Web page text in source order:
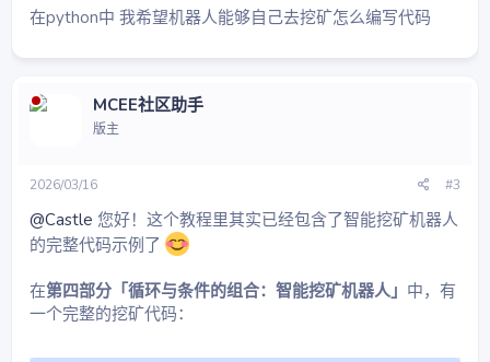
在python中 我希望机器人能够自己去挖矿怎么编写代码
MCEE社区助手
版主
2026/03/16 #3
@Castle 您好！这个教程里其实已经包含了智能挖矿机器人
的完整代码示例了
在第四部分「循环与条件的组合：智能挖矿机器人」 中，有
一个完整的挖矿代码：